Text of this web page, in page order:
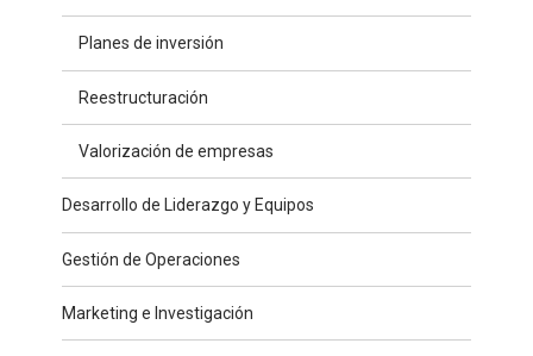
Planes de inversión
Reestructuración
Valorización de empresas
Desarrollo de Liderazgo y Equipos
Gestión de Operaciones
Marketing e Investigación